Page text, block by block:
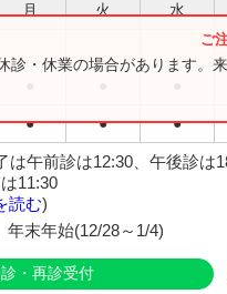
月 火 水
● ● ●
診・休業の場合があります。
は午前診は12:30、午後診は
11:30
読む)
年末年始(12/28～1/4)
・再診受付